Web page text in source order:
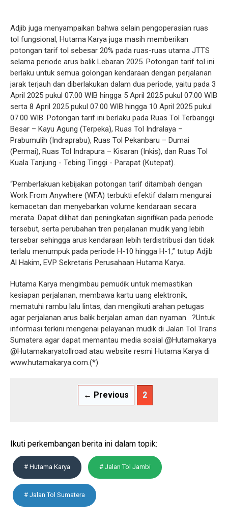
‎Adjib juga menyampaikan bahwa selain pengoperasian ruas
tol fungsional, Hutama Karya juga masih memberikan
potongan tarif tol sebesar 20% pada ruas-ruas utama JTTS
selama periode arus balik Lebaran 2025. Potongan tarif tol ini
berlaku untuk semua golongan kendaraan dengan perjalanan
jarak terjauh dan diberlakukan dalam dua periode, yaitu pada 3
April 2025 pukul 07.00 WIB hingga 5 April 2025 pukul 07.00 WIB
serta 8 April 2025 pukul 07.00 WIB hingga 10 April 2025 pukul
07.00 WIB. Potongan tarif ini berlaku pada Ruas Tol Terbanggi
Besar – Kayu Agung (Terpeka), Ruas Tol Indralaya –
Prabumulih (Indraprabu), Ruas Tol Pekanbaru – Dumai
(Permai), Ruas Tol Indrapura – Kisaran (Inkis), dan Ruas Tol
Kuala Tanjung - Tebing Tinggi - Parapat (Kutepat).
‎“Pemberlakuan kebijakan potongan tarif ditambah dengan
Work From Anywhere (WFA) terbukti efektif dalam mengurai
kemacetan dan menyebarkan volume kendaraan secara
merata. Dapat dilihat dari peningkatan signifikan pada periode
tersebut, serta perubahan tren perjalanan mudik yang lebih
tersebar sehingga arus kendaraan lebih terdistribusi dan tidak
terlalu menumpuk pada periode H-10 hingga H-1,” tutup Adjib
Al Hakim, EVP Sekretaris Perusahaan Hutama Karya.
‎Hutama Karya mengimbau pemudik untuk memastikan
kesiapan perjalanan, membawa kartu uang elektronik,
mematuhi rambu lalu lintas, dan mengikuti arahan petugas
agar perjalanan arus balik berjalan aman dan nyaman. ?Untuk
informasi terkini mengenai pelayanan mudik di Jalan Tol Trans
Sumatera agar dapat memantau media sosial @Hutamakarya
@Hutamakaryatollroad atau website resmi Hutama Karya di
www.hutamakarya.com.(*)
← Previous 2
Ikuti perkembangan berita ini dalam topik:
# Hutama Karya # Jalan Tol Jambi
# Jalan Tol Sumatera